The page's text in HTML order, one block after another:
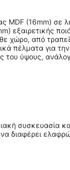
MDF (16mm) σε
εξαιρετικής
χώρο, από
πέλματα για
του ύψους,
συσκευασία
διαφέρει